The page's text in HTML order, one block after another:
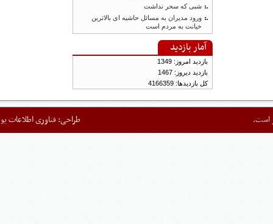
شبی که سحر نداشت
ورود مدیران به مسائل حاشیه ای بالاترین
خیانت به مردم است
آمار بازدید
بازدید امروز: 1349
بازدید دیروز: 1467
کل بازدیدها: 4166359
طراحی:فناوری اطلاعات یورد